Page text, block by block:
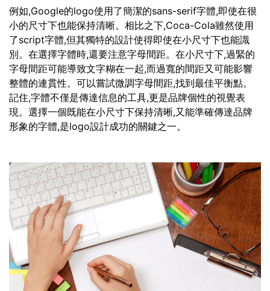
例如,Google的logo使用了簡潔的sans-serif字體,即使在很
小的尺寸下也能保持清晰。相比之下,Coca-Cola雖然使用
了script字體,但其獨特的設計使得即使在小尺寸下也能識
別。在選擇字體時,還要注意字母間距。在小尺寸下,過緊的
字母間距可能導致文字糊在一起,而過寬的間距又可能影響
整體的連貫性。可以嘗試微調字母間距,找到最佳平衡點。
記住,字體不僅是傳達信息的工具,更是品牌個性的視覺表
現。選擇一個既能在小尺寸下保持清晰,又能準確傳達品牌
形象的字體,是logo設計成功的關鍵之一。